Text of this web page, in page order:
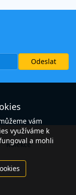
Kolekce
vám
využíváme k
a mohli